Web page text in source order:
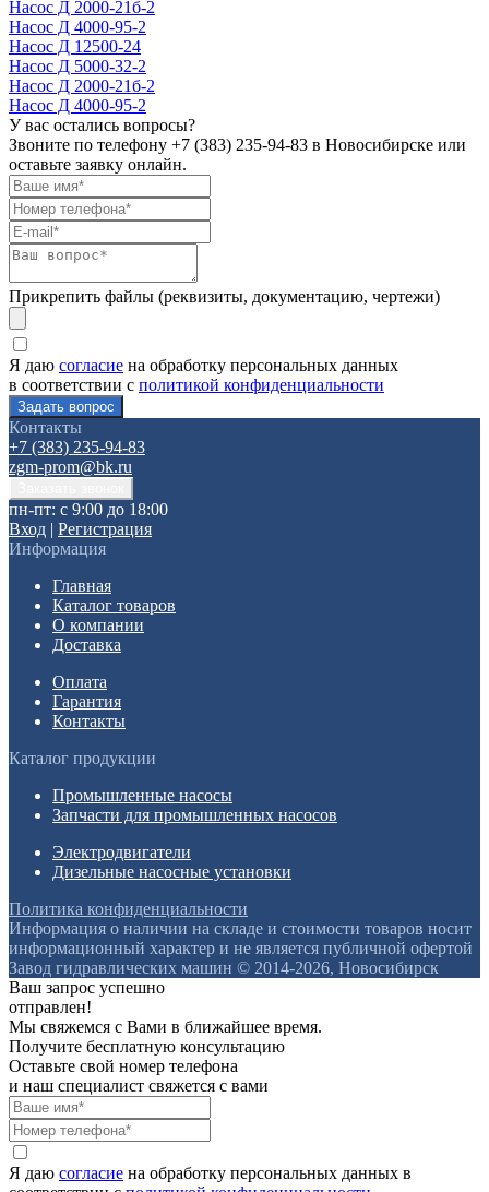
Насос Д 2000-21б-2
Насос Д 4000-95-2
Насос Д 12500-24
Насос Д 5000-32-2
Насос Д 2000-21б-2
Насос Д 4000-95-2
У вас остались вопросы?
Звоните по телефону +7 (383) 235-94-83 в Новосибирске или
оставьте заявку онлайн.
Прикрепить файлы (реквизиты, документацию, чертежи)
Я даю согласие на обработку персональных данных
в соответствии с политикой конфиденциальности
Контакты
+7 (383) 235-94-83
zgm-prom@bk.ru
пн-пт: с 9:00 до 18:00
Вход
Регистрация
Информация
Главная
Каталог товаров
О компании
Доставка
Оплата
Гарантия
Контакты
Каталог продукции
Промышленные насосы
Запчасти для промышленных насосов
Электродвигатели
Дизельные насосные установки
Политика конфиденциальности
Информация о наличии на складе и стоимости товаров носит
информационный характер и не является публичной офертой
Завод гидравлических машин © 2014-2026, Новосибирск
Ваш запрос успешно
отправлен!
Мы свяжемся с Вами в ближайшее время.
Получите бесплатную консультацию
Оставьте свой номер телефона
и наш специалист свяжется с вами
Я даю согласие на обработку персональных данных в